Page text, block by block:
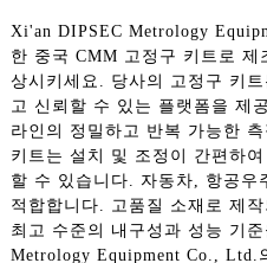
Xi'an DIPSEC Metrology
한 중국 CMM 고정구 키트로
상시키세요. 당사의 고정구 키
고 신뢰할 수 있는 플랫폼을 제
라인의 정밀하고 반복 가능한
키트는 설치 및 조정이 간편하
할 수 있습니다. 자동차, 항공우
적합합니다. 고품질 소재로 제
최고 수준의 내구성과 성능 기
Metrology Equipment Co., Ltd.